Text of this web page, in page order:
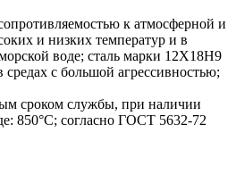
к атмосферной и
и низких температур и в
воде; сталь марки 12Х18Н9
с большой агрессивностью;
сроком службы, при наличии
850°С; согласно ГОСТ 5632-72